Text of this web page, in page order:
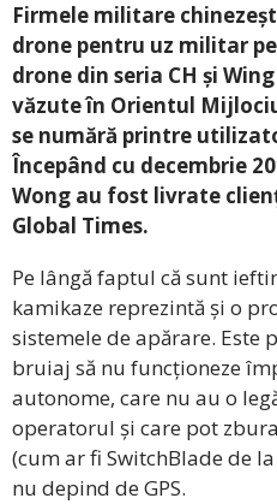
Firmele militare
drone pentru uz militar
drone din seria CH și
văzute în Orientul
se numără printre
Începând cu decembrie
Wong au fost livrate
Global Times.
Pe lângă faptul că sunt
kamikaze reprezintă și o
sistemele de apărare. Este
bruiaj să nu funcționeze
autonome, care nu au o
operatorul și care pot
(cum ar fi SwitchBlade de
nu depind de GPS.